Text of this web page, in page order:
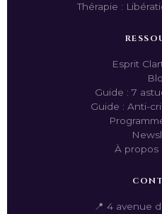
Thérapie :
Esprit
Guide : 7
Guide : Anti-
À propos
📍 4 avenue